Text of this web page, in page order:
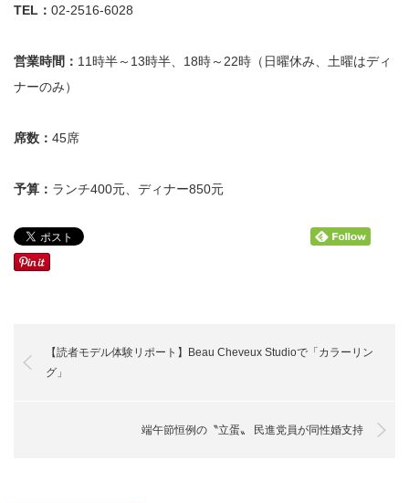
TEL ： 02-2516-6028
営業時間 ： 11時半～13時半、18時～22時（日曜休み、土曜はディ
ナーのみ）
席数 ： 45席
予算 ： ランチ400元、ディナー850元
【読者モデル体験リポート】Beau Cheveux Studioで「カラーリン
グ」
端午節恒例の〝立蛋〟 民進党員が同性婚支持